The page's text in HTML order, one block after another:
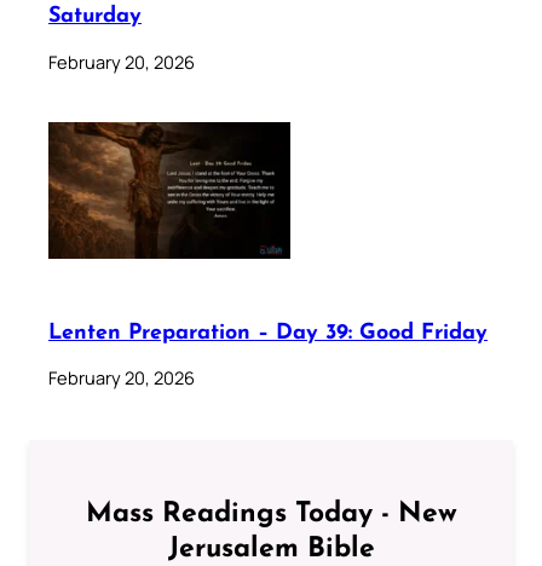
Saturday
February 20, 2026
Lenten Preparation – Day 39: Good Friday
February 20, 2026
Mass Readings Today - New
Jerusalem Bible